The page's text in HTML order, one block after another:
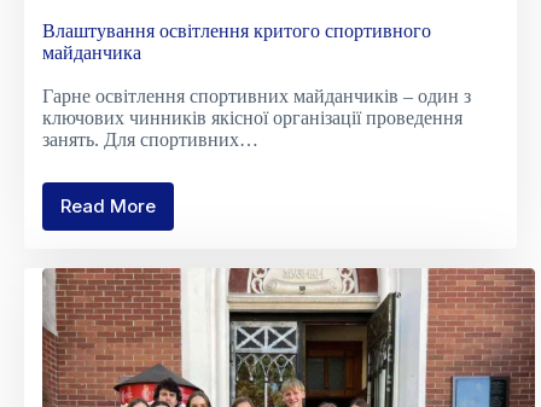
Влаштування освітлення критого спортивного
майданчика
Гарне освітлення спортивних майданчиків – один з
ключових чинників якісної організації проведення
занять. Для спортивних…
Read MoreВлаштування
освітлення
спортивного
майданчика